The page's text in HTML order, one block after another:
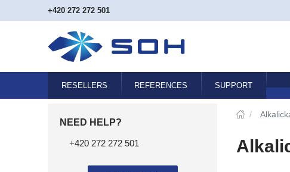
+420 272 272 501
RESELLERS REFERENCES SUPPORT
/
NEED HELP?
+420 272 272 501